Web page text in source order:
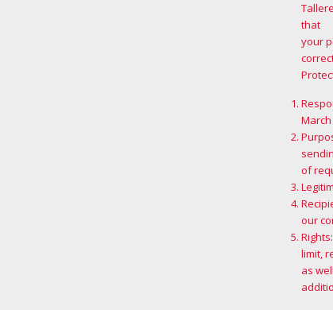
that
your
March
of
our
limit,
as